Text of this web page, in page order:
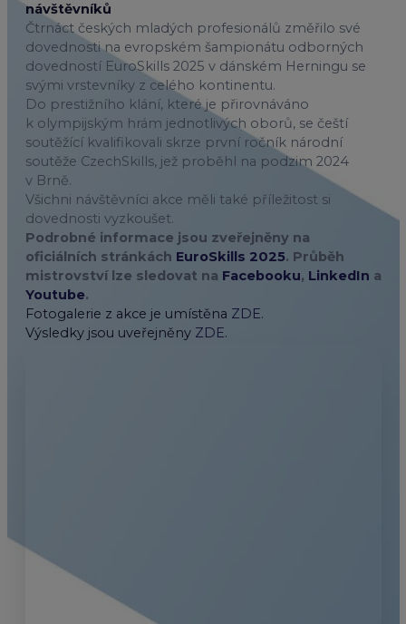
návštěvníků
Čtrnáct českých mladých profesionálů změřilo své
dovednosti na evropském šampionátu odborných
dovedností EuroSkills 2025 v dánském Herningu se
svými vrstevníky z celého kontinentu.
Do prestižního klání, které je přirovnáváno
k olympijským hrám jednotlivých oborů, se čeští
soutěžící kvalifikovali skrze první ročník národní
soutěže CzechSkills, jež proběhl na podzim 2024
v Brně.
Všichni návštěvníci akce měli také příležitost si
dovednosti vyzkoušet.
Podrobné informace jsou zveřejněny na
oficiálních stránkách EuroSkills 2025. Průběh
mistrovství lze sledovat na Facebooku, LinkedIn a
Youtube.
Fotogalerie z akce je umístěna ZDE.
Výsledky jsou uveřejněny ZDE.